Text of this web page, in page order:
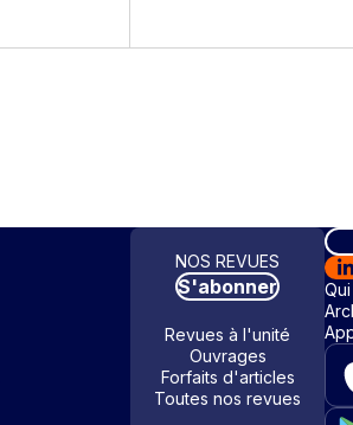
NOS REVUES
S'abonner
Revues à l'unité
Ouvrages
Forfaits d'articles
Toutes nos revues